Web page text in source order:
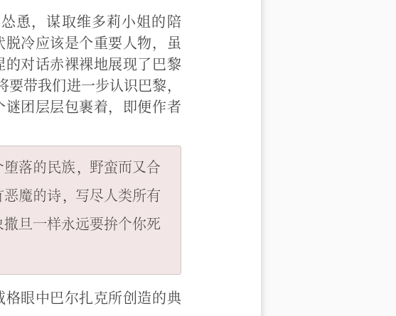
恿，谋取维多莉小姐的陪
冷应该是个重要人物，虽
对话赤裸裸地展现了巴黎
带我们进一步认识巴黎，
团层层包裹着，即便作者
落的民族，野蛮而又合
魔的诗，写尽人类所有
旦一样永远要拚个你死
眼中巴尔扎克所创造的典